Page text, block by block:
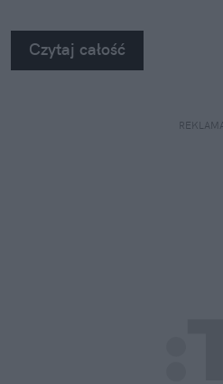
się za głowę.
Czytaj całość